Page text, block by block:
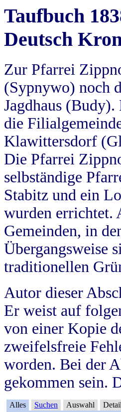
Taufbuch
Deutsch
Zur Pfarrei
(Sypnywo) noch
Jagdhaus
die
Klawittersdorf
Die Pfarrei
selbständige
Stabitz und ein
wurden errichtet.
Gemeinden, in
Übergangsweise
traditionellen
Autor dieser
Er weist auf
von einer Kopie
zweifelsfreie
worden. Bei der
gekommen sein.
Alles Suchen Auswahl Detail